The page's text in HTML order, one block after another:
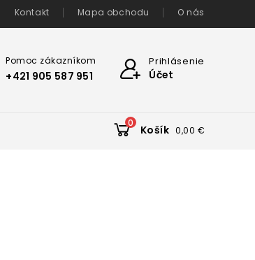
Kontakt Mapa obchodu O nás
Prihlásenie
Účet
Pomoc zákazníkom
+421 905 587 951
0
Košík 0,00 €